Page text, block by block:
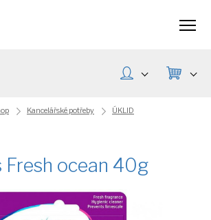
Kancelářské potřeby
ÚKLID
Fresh ocean 40g